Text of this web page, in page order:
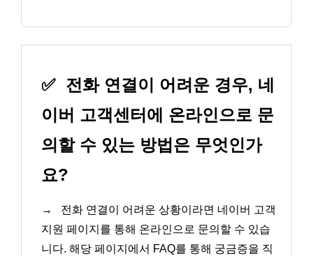
✅ 전화 연결이 어려운 경우, 네
이버 고객센터에 온라인으로 문
의할 수 있는 방법은 무엇인가
요?
→
전화 연결이 어려운 상황이라면 네이버 고객
지원 페이지를 통해 온라인으로 문의할 수 있습
니다. 해당 페이지에서 FAQ를 통해 궁금증을 직